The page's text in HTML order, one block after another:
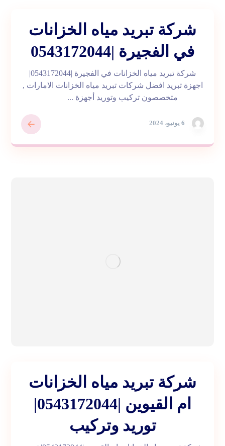
شركة تبريد مياه الخزانات
في الفجيرة |0543172044
6 يونيو، 2024
شركة تبريد مياه الخزانات في الفجيرة |0543172044|
اجهزة تبريد افضل شركات تبريد مياه الخزانات الامارات ,
متخصصون تركيب وتوريد أجهزة ...
شركة تبريد مياه الخزانات
ام القيوين |0543172044|
توريد وتركيب